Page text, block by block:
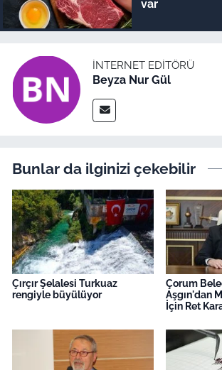
var
İNTERNET EDITÖRÜ
Beyza Nur Gül
Bunlar da ilginizi çekebilir
Çırçır Şelalesi Turkuaz
rengiyle büyülüyor
Çorum
Aşgın'dan
İçin Ret